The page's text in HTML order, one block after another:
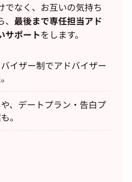
でなく、お互いの気持ち
最後まで専任担当アド
サポートをします。
イザー制でアドバイザー
、デートプラン・告白プ
。